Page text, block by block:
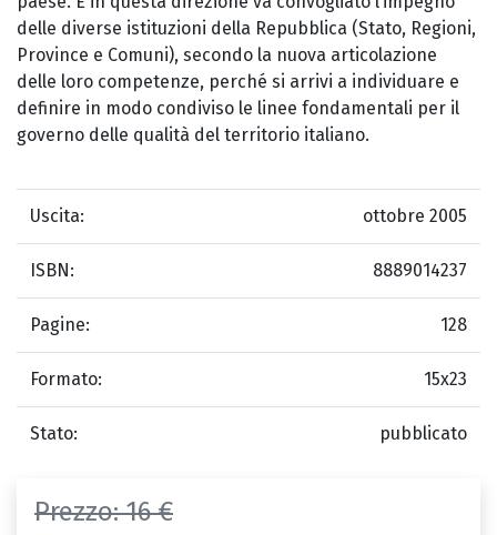
delle diverse istituzioni della Repubblica (Stato, Regioni,
Province e Comuni), secondo la nuova articolazione
delle loro competenze, perché si arrivi a individuare e
definire in modo condiviso le linee fondamentali per il
governo delle qualità del territorio italiano.
Uscita: ottobre 2005
ISBN: 8889014237
Pagine: 128
Formato: 15x23
Stato: pubblicato
Prezzo:16 €